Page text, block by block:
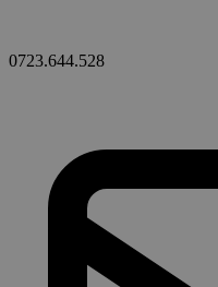
0723.644.528